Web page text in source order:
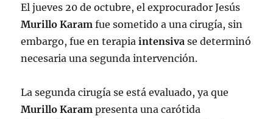
El jueves 20 de octubre, el exprocurador Jesús
Murillo Karam fue sometido a una cirugía, sin
embargo, fue en terapiaintensiva se determinó
necesaria una segunda intervención.
La segunda cirugía se está evaluado, ya que
MurilloKaram presenta una carótida